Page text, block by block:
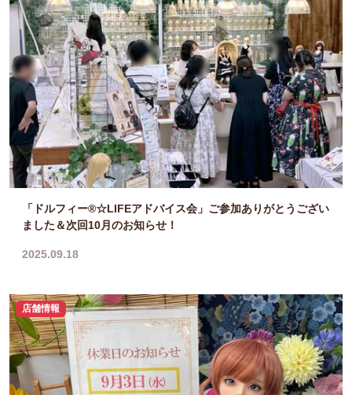
「ドルフィー®☆LIFEアドバイス会」ご参加ありがとうござい
ました＆次回10月のお知らせ！
2025.09.18
店舗情報